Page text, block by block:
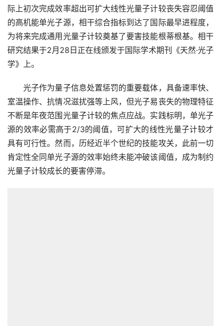
际上初次完成效率超出可扩大线性光量子计较丧失容忍阈值
的高机能单光子源，相干综合指标到达了国际最早进程度，
为将来完成通用光量子计较奠基了要害技能根蒂根基。相干
研究结果于2月28日正在线颁发于国际学术期刊《天然·光子
学》上。
光子作为量子信息处置惩罚的重要载体，具备速率快、
室温操作、抗情况滋扰强等上风，但光子易丧失的物理特征
不断是年夜范围光量子计较的焦点应战。实践标明，单光子
源的效率必需高于2/3的阈值，可扩大的线性光量子计较才
具有可行性。然而，历经近半个世纪的技能攻关，此前一切
肯定性全同单光子源的效率始终未能冲破该阈值，成为制约
光量子计较成长的要害停滞。